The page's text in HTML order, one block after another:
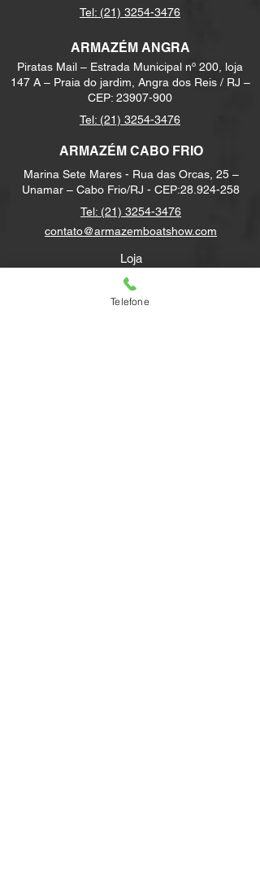
Tel: (21) 3254-3476
ARMAZÉM ANGRA
Piratas Mail – Estrada Municipal nº 200, loja
147 A – Praia do jardim, Angra dos Reis / RJ –
CEP: 23907-900
Tel: (21) 3254-3476
ARMAZÉM CABO FRIO
Marina Sete Mares - Rua das Orcas, 25 –
Unamar – Cabo Frio/RJ - CEP:28.924-258
Tel: (21) 3254-3476
contato@armazemboatshow.com
Loja
Contato
FAQ
Telefone